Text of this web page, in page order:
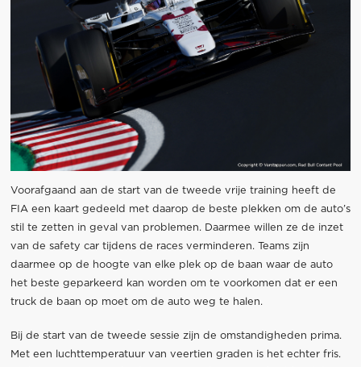
Voorafgaand aan de start van de tweede vrije training heeft de
FIA een kaart gedeeld met daarop de beste plekken om de auto’s
stil te zetten in geval van problemen. Daarmee willen ze de inzet
van de safety car tijdens de races verminderen. Teams zijn
daarmee op de hoogte van elke plek op de baan waar de auto
het beste geparkeerd kan worden om te voorkomen dat er een
truck de baan op moet om de auto weg te halen.
Bij de start van de tweede sessie zijn de omstandigheden prima.
Met een luchttemperatuur van veertien graden is het echter fris.